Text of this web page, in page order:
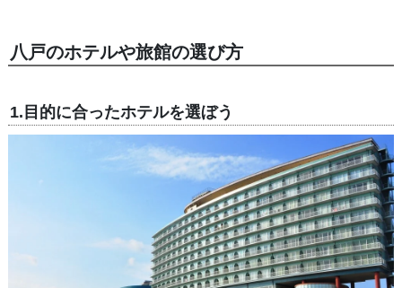
八戸のホテルや旅館の選び方
1.目的に合ったホテルを選ぼう